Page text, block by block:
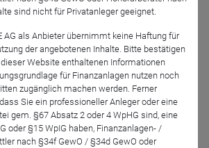
das Partner-Webinar anmelden
sind nicht für Privatanleger geeignet.
AG als Anbieter übernimmt keine Haftung für
der angebotenen Inhalte. Bitte bestätigen
Website enthaltenen Informationen
für Finanzanlagen nutzen noch
zugänglich machen werden. Ferner
Sie ein professioneller Anleger oder eine
gem. §67 Absatz 2 oder 4 WpHG sind, eine
oder §15 WpIG haben, Finanzanlagen- /
nach §34f GewO / §34d GewO oder